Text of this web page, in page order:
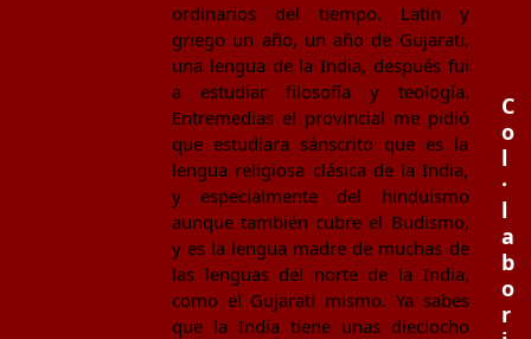
ordinarios del tiempo. Latín y
griego un año, un año de Gujarati,
una lengua de la India, después fui
a estudiar filosofía y teología.
Entremedias el provincial me pidió
que estudiara sánscrito que es la
lengua religiosa clásica de la India,
y especialmente del hinduismo
aunque también cubre el Budismo,
y es la lengua madre de muchas de
las lenguas del norte de la India,
como el Gujarati mismo. Ya sabes
que la India tiene unas dieciocho
C
o
l
·
l
a
b
o
r